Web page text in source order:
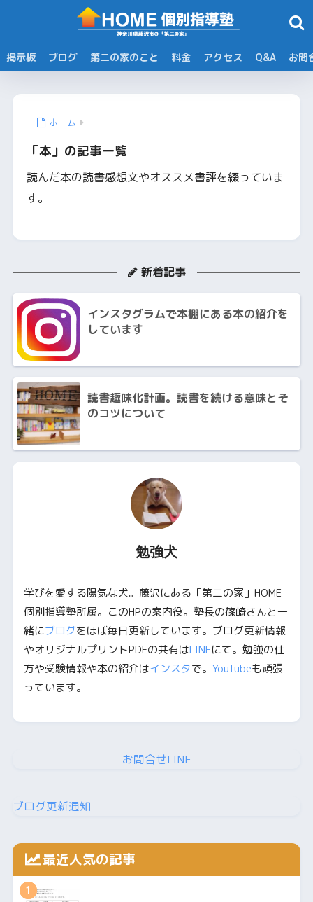
掲示板 ブログ 第二の家のこと 料金 アクセス Q&A お問
ホーム
「本」の記事一覧
読んだ本の読書感想文やオススメ書評を綴っていま
す。
新着記事
インスタグラムで本棚にある本の紹介を
しています
読書趣味化計画。読書を続ける意味とそ
のコツについて
勉強犬
学びを愛する陽気な犬。藤沢にある「第二の家」HOME
個別指導塾所属。このHPの案内役。塾長の篠崎さんと一
緒にブログをほぼ毎日更新しています。ブログ更新情報
やオリジナルプリントPDFの共有はLINEにて。勉強の仕
方や受験情報や本の紹介はインスタで。 YouTubeも頑張
っています。
お問合せLINE
ブログ更新通知
最近人気の記事
1